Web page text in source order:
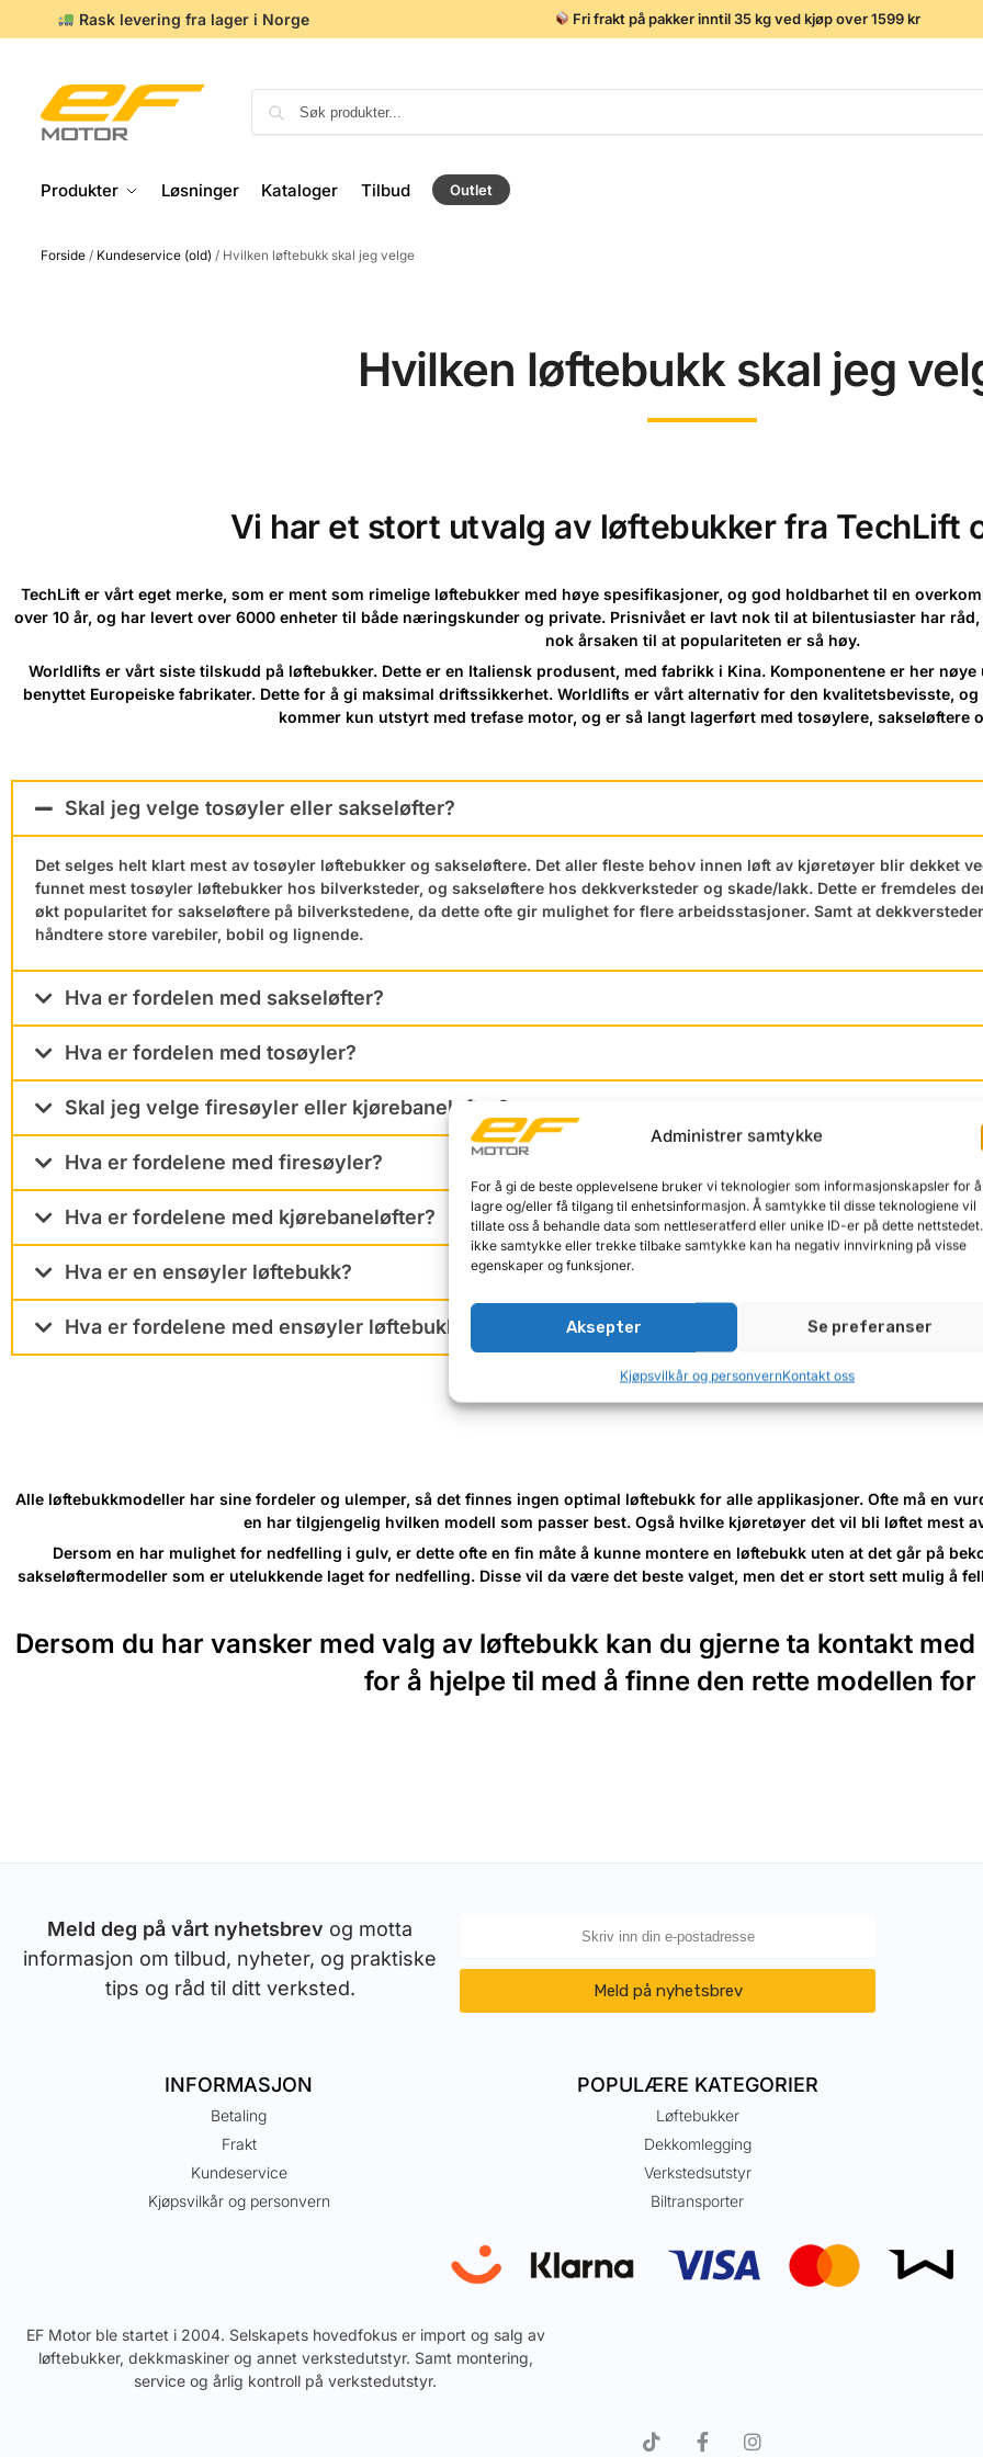
Administrer samtykke
For å gi de beste opplevelsene bruker vi teknologier som informasjonskapsler for å
lagre og/eller få tilgang til enhetsinformasjon. Å samtykke til disse teknologiene vil
tillate oss å behandle data som nettleseratferd eller unike ID-er på dette
ikke samtykke eller trekke tilbake samtykke kan ha negativ innvirkning på visse
egenskaper og funksjoner.
Aksepter Se preferanser
Kjøpsvilkår og personvernKontakt oss
Rask levering fra lager i Norge Fri frakt på pakker inntil 35 kg ved kjøp over 1599 kr
Produkter Løsninger Kataloger Tilbud Outlet
Forside/ Kundeservice (old) / Hvilken løftebukk skal jeg velge
Hvilken løftebukk skal jeg
Vi har et stort utvalg av løftebukker fra TechLift
TechLift er vårt eget merke, som er ment som rimelige løftebukker med høye spesifikasjoner, og god holdbarhet til en
over 10 år, og har levert over 6000 enheter til både næringskunder og private. Prisnivået er lavt nok til at bilentusiaster har
nok årsaken til at populariteten er så høy.
Worldlifts er vårt siste tilskudd på løftebukker. Dette er en Italiensk produsent, med fabrikk i Kina. Komponentene er her
benyttet Europeiske fabrikater. Dette for å gi maksimal driftssikkerhet. Worldlifts er vårt alternativ for den kvalitetsbevisste,
kommer kun utstyrt med trefase motor, og er så langt lagerført med tosøylere, sakseløftere
Skal jeg velge tosøyler eller sakseløfter?
Det selges helt klart mest av tosøyler løftebukker og sakseløftere. Det aller fleste behov innen løft av kjøretøyer blir dekket
funnet mest tosøyler løftebukker hos bilverksteder, og sakseløftere hos dekkverksteder og skade/lakk. Dette er fremdeles
økt popularitet for sakseløftere på bilverkstedene, da dette ofte gir mulighet for flere arbeidsstasjoner. Samt at
håndtere store varebiler, bobil og lignende.
Hva er fordelen med sakseløfter?
Hva er fordelen med tosøyler?
Skal jeg velge firesøyler eller kjørebaneløfter?
Hva er fordelene med firesøyler?
Hva er fordelene med kjørebaneløfter?
Hva er en ensøyler løftebukk?
Hva er fordelene med ensøyler løftebukk?
Alle løftebukkmodeller har sine fordeler og ulemper, så det finnes ingen optimal løftebukk for alle applikasjoner. Ofte må en
en har tilgjengelig hvilken modell som passer best. Også hvilke kjøretøyer det vil bli løftet mest
Dersom en har mulighet for nedfelling i gulv, er dette ofte en fin måte å kunne montere en løftebukk uten at det går på
sakseløftermodeller som er utelukkende laget for nedfelling. Disse vil da være det beste valget, men det er stort sett mulig å
Dersom du har vansker med valg av løftebukk kan du gjerne ta kontakt
for å hjelpe til med å finne den rette modellen
Meld deg på vårt nyhetsbrev og motta
informasjon om tilbud, nyheter, og praktiske
tips og råd til ditt verksted.
Meld på nyhetsbrev
INFORMASJON
Betaling
Frakt
Kundeservice
Kjøpsvilkår og personvern
POPULÆRE KATEGORIER
Løftebukker
Dekkomlegging
Verkstedsutstyr
Biltransporter
EF Motor ble startet i 2004. Selskapets hovedfokus er import og salg av
løftebukker, dekkmaskiner og annet verkstedutstyr. Samt montering,
service og årlig kontroll på verkstedutstyr.